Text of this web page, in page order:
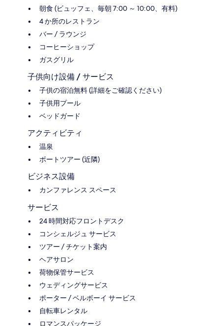
朝食 (ビュッフェ、毎朝 7:00 ～ 10:00、有料)
4 か所のレストラン
バー / ラウンジ
コーヒーショップ
ガスグリル
子供向け設備 / サービス
子供の宿泊無料 (詳細をご確認ください)
子供用プール
ベッドガード
アクティビティ
温泉
ボートツアー (近隣)
ビジネス設備
カンファレンス スペース
サービス
24 時間対応フロントデスク
コンシェルジュ サービス
ツアー / チケット案内
ヘアサロン
荷物保管サービス
ウェディングサービス
ポーター / ベルボーイ サービス
自転車レンタル
ロマンスパッケージ